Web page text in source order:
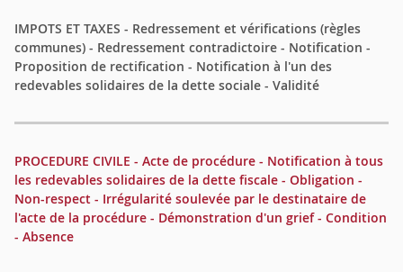
IMPOTS ET TAXES - Redressement et vérifications (règles
communes) - Redressement contradictoire - Notification -
Proposition de rectification - Notification à l'un des
redevables solidaires de la dette sociale - Validité
PROCEDURE CIVILE - Acte de procédure - Notification à tous
les redevables solidaires de la dette fiscale - Obligation -
Non-respect - Irrégularité soulevée par le destinataire de
l'acte de la procédure - Démonstration d'un grief - Condition
- Absence